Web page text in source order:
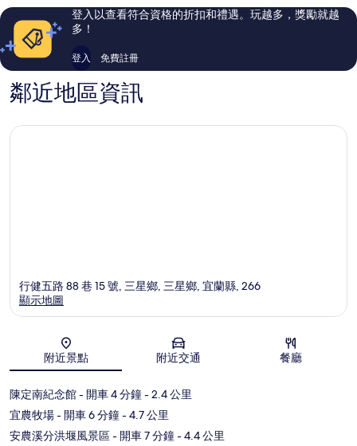
評
論
評
論
登入以查看符合資格的折扣和禮遇。玩越多，獎勵就越
多！
登入 免費註冊
鄰近地區資訊
地圖
行健五路 88 巷 15 號, 三星鄉, 三星鄉, 宜蘭縣, 266
顯示地圖
附近景點 附近交通 餐廳
陳定南紀念館- 開車 4 分鐘- 2.4 公里
宜農牧場- 開車 6 分鐘- 4.7 公里
安農溪分洪堰風景區- 開車 7 分鐘- 4.4 公里